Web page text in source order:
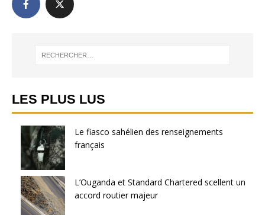
LES PLUS LUS
Le fiasco sahélien des renseignements
français
L’Ouganda et Standard Chartered scellent un
accord routier majeur